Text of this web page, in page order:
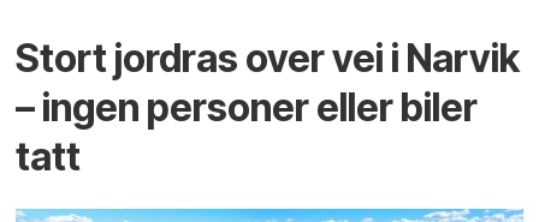
Stort jordras over vei i Narvik
– ingen personer eller biler
tatt